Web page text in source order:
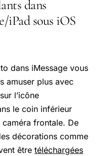
dans
iPad sous iOS
dans iMessage vous
amuser plus avec
l’icône
le coin inférieur
frontale. De
décorations comme
être téléchargées